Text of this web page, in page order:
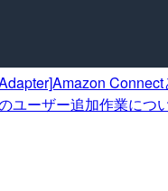
ユーザー追加作業につ